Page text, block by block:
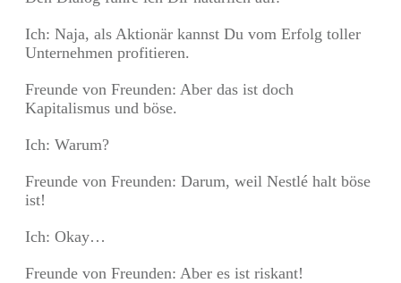
Ich: Naja, als Aktionär kannst Du vom Erfolg toller
Unternehmen profitieren.
Freunde von Freunden: Aber das ist doch
Kapitalismus und böse.
Ich: Warum?
Freunde von Freunden: Darum, weil Nestlé halt böse
ist!
Ich: Okay…
Freunde von Freunden: Aber es ist riskant!